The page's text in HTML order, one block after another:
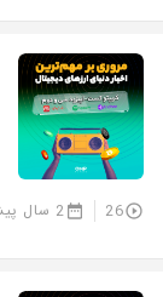
26 2 سال پیش